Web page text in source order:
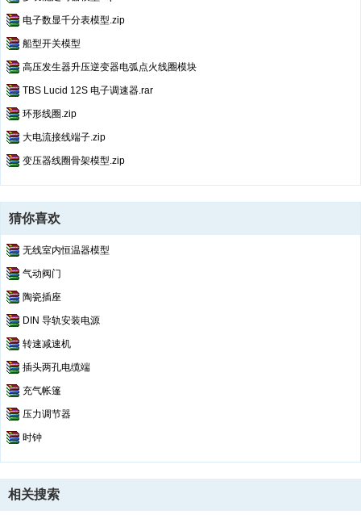
电子数显千分表模型.zip
船型开关模型
高压发生器升压逆变器电弧点火线圈模块
TBS Lucid 12S 电子调速器.rar
环形线圈.zip
大电流接线端子.zip
变压器线圈骨架模型.zip
猜你喜欢
无线室内恒温器模型
气动阀门
陶瓷插座
DIN 导轨安装电源
转速减速机
插头两孔电缆端
充气帐篷
压力调节器
时钟
相关搜索